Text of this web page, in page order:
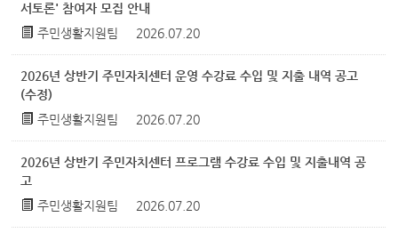
서토론' 참여자 모집 안내
주민생활지원팀
2026.07.20
2026년 상반기 주민자치센터 운영 수강료 수입 및 지출 내역 공고
(수정)
주민생활지원팀
2026.07.20
2026년 상반기 주민자치센터 프로그램 수강료 수입 및 지출내역 공
고
주민생활지원팀
2026.07.20